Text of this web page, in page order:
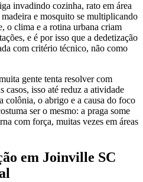
invadindo cozinha, rato em área
e mosquito se multiplicando
o clima e a rotina urbana criam
e é por isso que a dedetização
com critério técnico, não como
gente tenta resolver com
casos, isso até reduz a atividade
colônia, o abrigo e a causa do foco
ser o mesmo: a praga some
com força, muitas vezes em áreas
em Joinville SC